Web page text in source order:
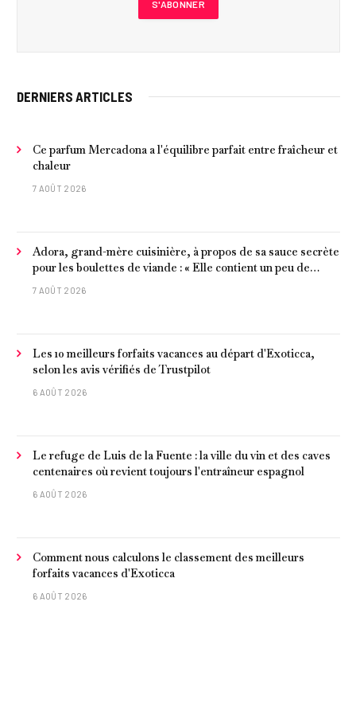
DERNIERS ARTICLES
Ce parfum Mercadona a l'équilibre parfait entre fraîcheur et
chaleur
7 AOÛT 2026
Adora, grand-mère cuisinière, à propos de sa sauce secrète
pour les boulettes de viande : « Elle contient un peu de
curcuma, du poivre, une poignée d'amandes et des tomates
7 AOÛT 2026
Les 10 meilleurs forfaits vacances au départ d'Exoticca,
selon les avis vérifiés de Trustpilot
6 AOÛT 2026
Le refuge de Luis de la Fuente : la ville du vin et des caves
centenaires où revient toujours l'entraîneur espagnol
6 AOÛT 2026
Comment nous calculons le classement des meilleurs
forfaits vacances d'Exoticca
6 AOÛT 2026